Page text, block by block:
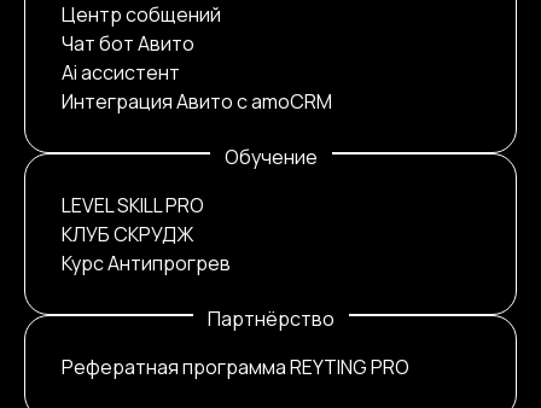
Центр собщений
Чат бот Авито
Ai ассистент
Интеграция Авито с amoCRM
Обучение
LEVEL SKILL PRO
КЛУБ СКРУДЖ
Курс Антипрогрев
Партнёрство
Рефератная программа REYTING PRO